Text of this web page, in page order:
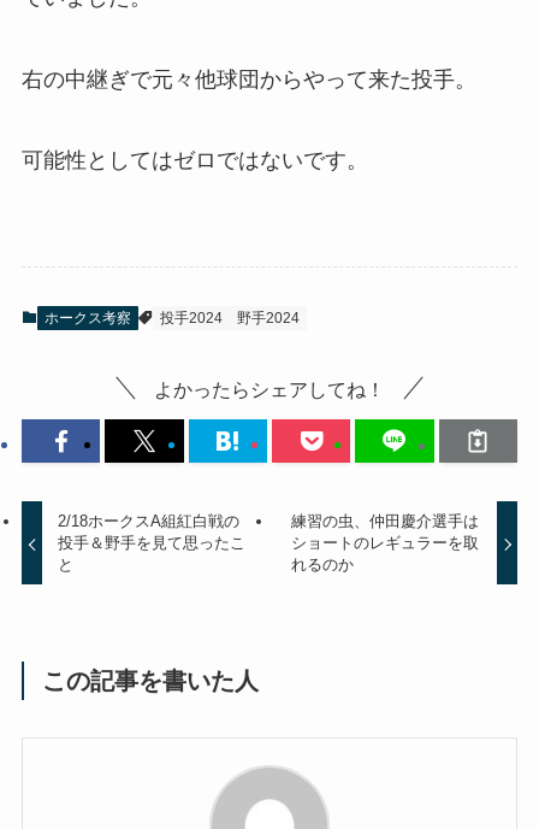
右の中継ぎで元々他球団からやって来た投手。
可能性としてはゼロではないです。
ホークス考察 投手2024 野手2024
よかったらシェアしてね！
2/18ホークスA組紅白戦の
投手＆野手を見て思ったこ
と
練習の虫、仲田慶介選手は
ショートのレギュラーを取
れるのか
この記事を書いた人